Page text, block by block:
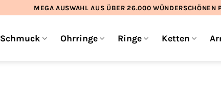
MEGA AUSWAHL AUS ÜBER 26.000 WÜNDERSCHÖNEN
Schmuck Ohrringe Ringe Ketten